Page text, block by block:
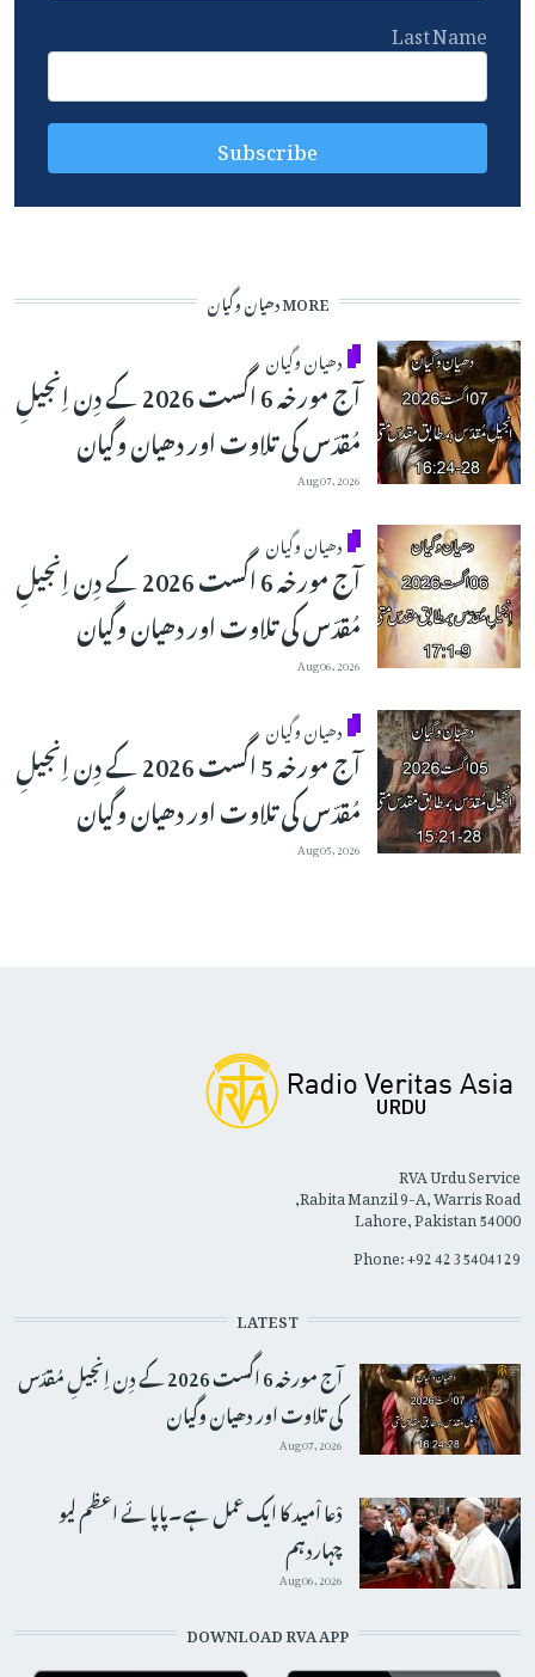
Last Name
MORE دھیان وگیان
دھیان وگیان
آج مورخہ 6 اگست 2026 کے دِن اِنجیلِ
مُقدّس کی تلاوت اور دھیان وگیان
Aug 07, 2026
دھیان وگیان
آج مورخہ 6 اگست 2026 کے دِن اِنجیلِ
مُقدّس کی تلاوت اور دھیان وگیان
Aug 06, 2026
دھیان وگیان
آج مورخہ 5 اگست 2026 کے دِن اِنجیلِ
مُقدّس کی تلاوت اور دھیان وگیان
Aug 05, 2026
RVA Urdu Service
Rabita Manzil 9-A, Warris Road,
Lahore, Pakistan 54000
Phone: +92 42 35404129
LATEST
آج مورخہ 6 اگست 2026 کے دِن اِنجیلِ مُقدّس
کی تلاوت اور دھیان وگیان
Aug 07, 2026
دْعا اْمید کا ایک عمل ہے۔پاپائے اعظم لیو
چہاردہم
Aug 06, 2026
DOWNLOAD RVA APP